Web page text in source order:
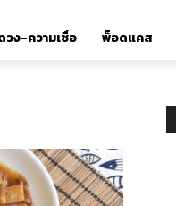
วง-ความเชื่อ พ็อดแคส